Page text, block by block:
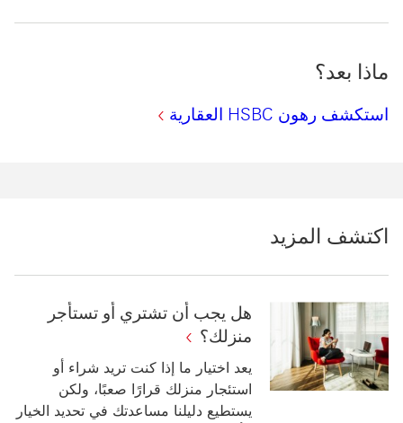
ماذا بعد؟
استكشف رهون HSBC العقارية
اكتشف المزيد
هل يجب أن تشتري أو تستأجر
منزلك؟
يعد اختيار ما إذا كنت تريد شراء أو
استئجار منزلك قرارًا صعبًا، ولكن
يستطيع دليلنا مساعدتك في تحديد الخيار